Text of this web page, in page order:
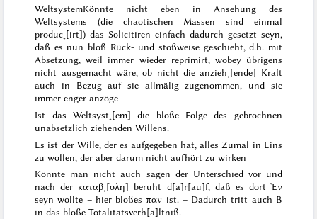
WeltsystemKönnte nicht eben in Ansehung des
Weltsystems (die chaotischen Massen sind einmal
produc˖[irt]) das Solicitiren einfach dadurch gesetzt seyn,
daß es nun bloß Rück- und stoßweise geschieht, d.h. mit
Absetzung, weil immer wieder reprimirt, wobey übrigens
nicht ausgemacht wäre, ob nicht die anzieh˖[ende] Kraft
auch in Bezug auf sie allmälig zugenommen, und sie
immer enger anzöge
Ist das Weltsyst˖[em] die bloße Folge des gebrochnen
unabsetzlich ziehenden Willens.
Es ist der Wille, der es aufgegeben hat, alles Zumal in Eins
zu wollen, der aber darum nicht aufhört zu wirken
Könnte man nicht auch sagen der Unterschied vor und
nach der καταβ˖[ολη] beruht d[a]r[au]f, daß es dortἙν
seyn wollte – hier bloßesπαν ist. – Dadurch tritt auch B
in das bloße Totalitätsverh[ä]ltniß.